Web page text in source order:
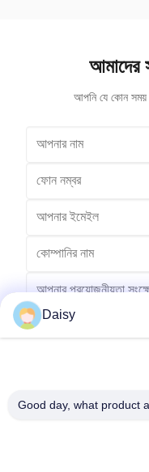
after
আমাদের
আপনি যে কোন সময়
Daisy
Good day, what product